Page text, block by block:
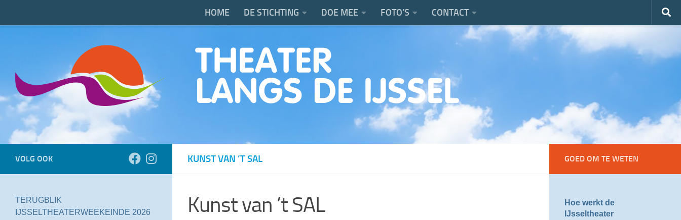
HOME DE STICHTING DOE MEE FOTO’S CONTACT
KUNST VAN ’T SAL
Kunst van ’t SAL
VOLG OOK
TERUGBLIK
IJSSELTHEATERWEEKEINDE 2026
GOED OM TE WETEN
Hoe werkt de
IJsseltheater